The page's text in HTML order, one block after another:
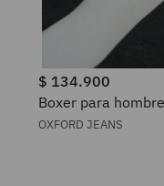
$ 134.900
Boxer para
OXFORD JEANS